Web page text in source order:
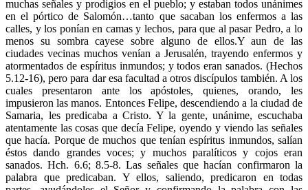
muchas señales y prodigios en el pueblo; y estaban todos unánimes
en el pórtico de Salomón…tanto que sacaban los enfermos a las
calles, y los ponían en camas y lechos, para que al pasar Pedro, a lo
menos su sombra cayese sobre alguno de ellos.Y aun de las
ciudades vecinas muchos venían a Jerusalén, trayendo enfermos y
atormentados de espíritus inmundos; y todos eran sanados. (Hechos
5.12-16), pero para dar esa facultad a otros discípulos también. A los
cuales presentaron ante los apóstoles, quienes, orando, les
impusieron las manos. Entonces Felipe, descendiendo a la ciudad de
Samaria, les predicaba a Cristo. Y la gente, unánime, escuchaba
atentamente las cosas que decía Felipe, oyendo y viendo las señales
que hacía. Porque de muchos que tenían espíritus inmundos, salían
éstos dando grandes voces; y muchos paralíticos y cojos eran
sanados. Hch. 6.6; 8.5-8. Las señales que hacían confirmaron la
palabra que predicaban. Y ellos, saliendo, predicaron en todas